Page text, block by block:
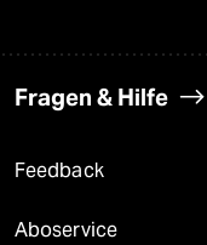
Fragen & Hilfe
Feedback
Aboservice